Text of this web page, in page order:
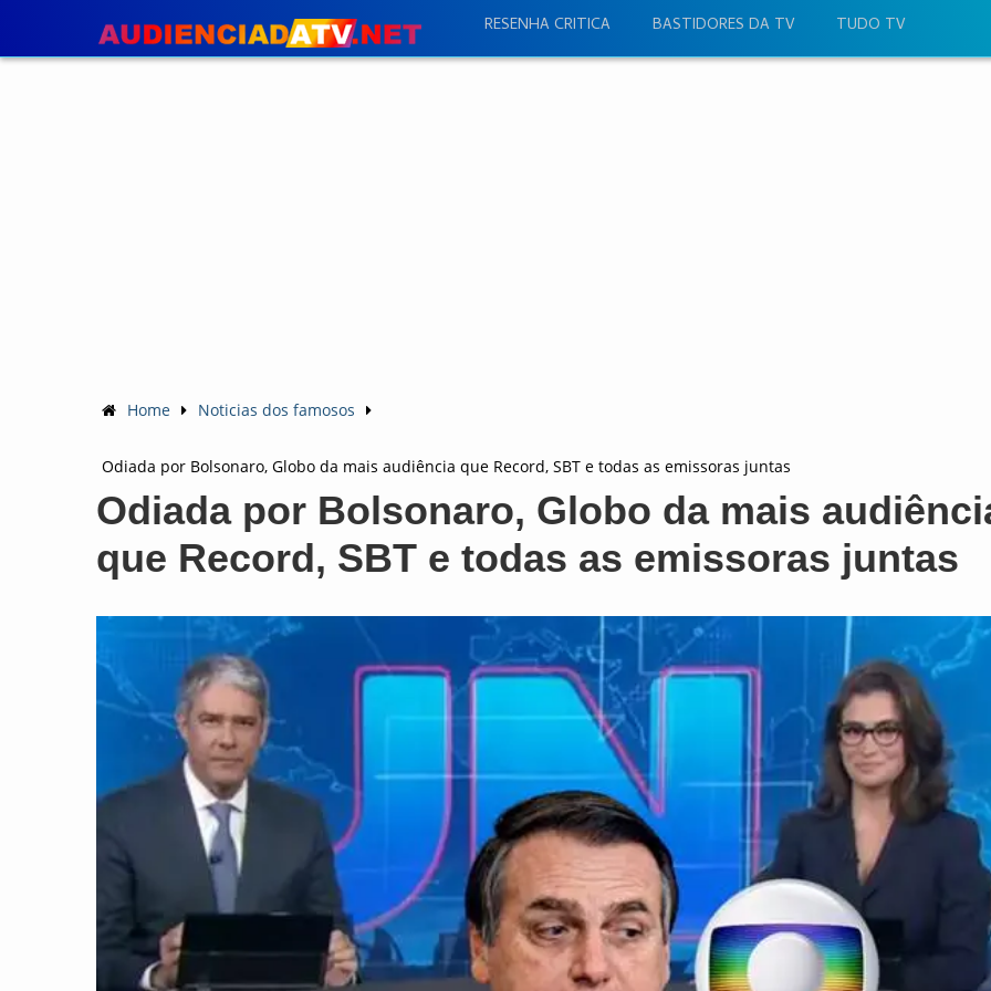
RESENHA CRITICA BASTIDORES DA TV TUDO TV
Home Noticias dos famosos
Odiada por Bolsonaro, Globo da mais audiência que Record, SBT e todas as emissoras juntas
Odiada por Bolsonaro, Globo da mais
que Record, SBT e todas as emissoras juntas